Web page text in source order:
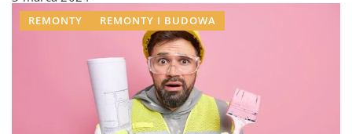
REMONTY REMONTY I BUDOWA